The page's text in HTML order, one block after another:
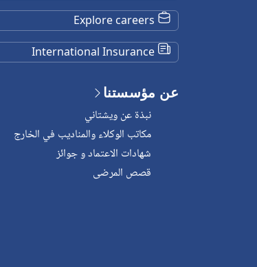
عن مؤسستنا
نبذة عن ويشتاني
مكاتب الوكلاء والمناديب في الخارج
شهادات الاعتماد و جوائز
قصص المرضى